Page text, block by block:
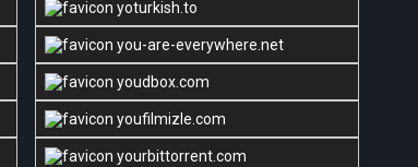
yoturkish.to
you-are-everywhere.net
youdbox.com
youfilmizle.com
yourbittorrent.com